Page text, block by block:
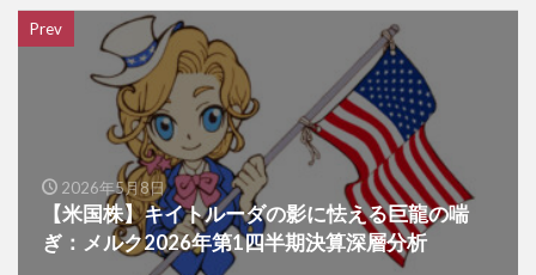
Prev
2026年5月8日
【米国株】キイトルーダの影に怯える巨龍の喘
ぎ：メルク2026年第1四半期決算深層分析